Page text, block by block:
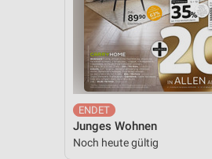
Junges Wohnen
Noch heute gültig